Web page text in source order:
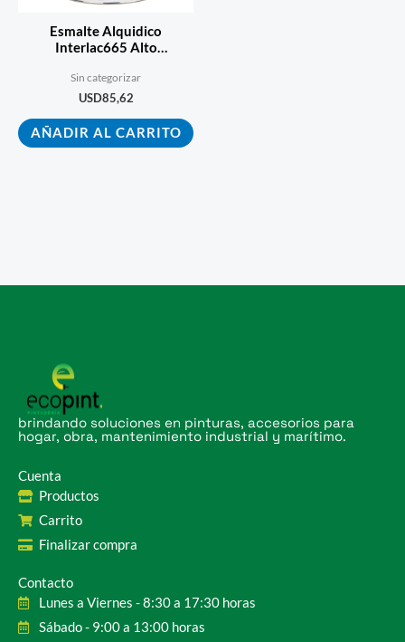
Esmalte Alquidico
Interlac665 Alto
Sin categorizar
USD85,62
AÑADIR AL CARRITO
brindando soluciones en pinturas, accesorios para
hogar, obra, mantenimiento industrial y marítimo.
Cuenta
Productos
Carrito
Finalizar compra
Contacto
Lunes a Viernes - 8:30 a 17:30 horas
Sábado - 9:00 a 13:00 horas